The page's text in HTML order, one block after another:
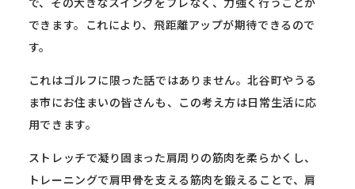
できます。これにより、飛距離アップが期待できるので
す。
これはゴルフに限った話ではありません。北谷町やうる
ま市にお住まいの皆さんも、この考え方は日常生活に応
用できます。
ストレッチで凝り固まった肩周りの筋肉を柔らかくし、
トレーニングで肩甲骨を支える筋肉を鍛えることで、肩